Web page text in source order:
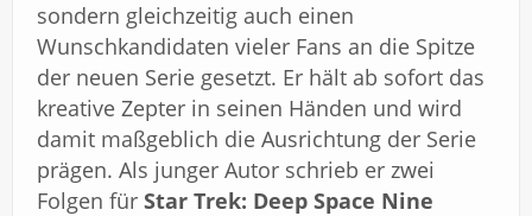
sondern gleichzeitig auch einen
Wunschkandidaten vieler Fans an die Spitze
der neuen Serie gesetzt. Er hält ab sofort das
kreative Zepter in seinen Händen und wird
damit maßgeblich die Ausrichtung der Serie
prägen. Als junger Autor schrieb er zwei
Folgen für Star Trek: Deep Space Nine